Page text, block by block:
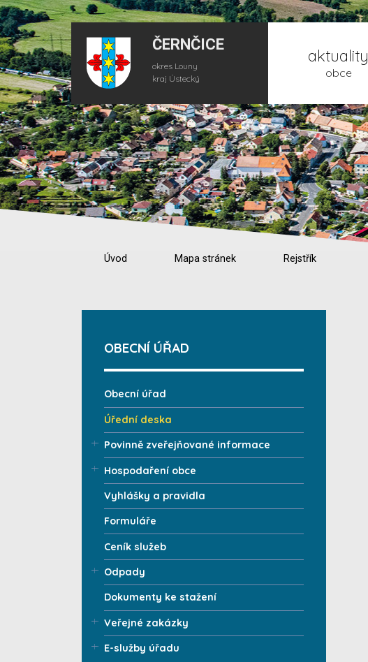
ČERNČICE
okres Louny
kraj Ústecký
aktuality
obce
Úvod Mapa stránek Rejstřík
OBECNÍ ÚŘAD
Obecní úřad
Úřední deska
Povinně zveřejňované informace
Hospodaření obce
Vyhlášky a pravidla
Formuláře
Ceník služeb
Odpady
Dokumenty ke stažení
Veřejné zakázky
E-služby úřadu